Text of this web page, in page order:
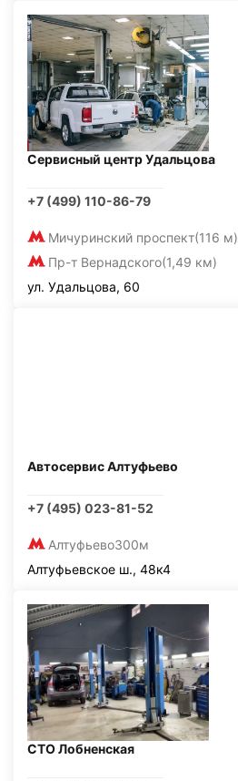
Сервисный центр Удальцова
+7 (499) 110-86-79
Мичуринский проспект(116 м)
Пр-т Вернадского(1,49 км)
ул. Удальцова, 60
Автосервис Алтуфьево
+7 (495) 023-81-52
Алтуфьево300м
Алтуфьевское ш., 48к4
СТО Лобненская